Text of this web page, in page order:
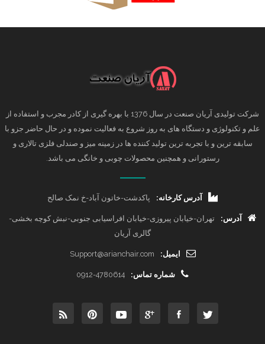
شرکت تولیدی آریان صنعت در سال 1376 با بهره گیری از کادر مجرب و استفاده از
علم و تکنولوژی و دستگاه های به روز شروع به فعالیت نموده و در حال حاضر جزو با
سابقه ترین و با تجربه ترین تولید کننده ها در زمینه میز و صندلی فلزی تالاری و
رستورانی و همچنین محصولات چوبی و خانگی می باشد.
آدرس کارخانه: پاکدشت-خاتون آباد-خ نمک صالح
آدرس:
تهران-خیابان پیروزی-خیابان افراسیابی جنوبی-نبش کوچه بخشی-
گالری آریان
ایمیل: Support@arianchair.com
شماره تماس: 0912-4780614